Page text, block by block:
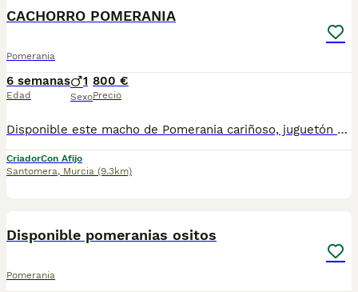
CACHORRO POMERANIA
Pomerania
6 semanas
Edad
1
Sexo
800 €
Precio
Disponible este macho de Pomerania cariñoso, juguetón e ideal como compañero. Para más información no dudes en contactar con nosotros.
CriadorCon Afijo
Santomera, Murcia (9.3km)
Disponible pomeranias ositos
Pomerania